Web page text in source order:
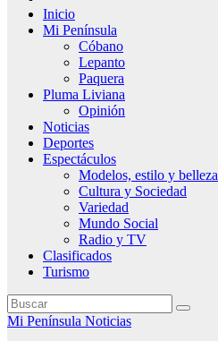
Inicio
Mi Península
Cóbano
Lepanto
Paquera
Pluma Liviana
Opinión
Noticias
Deportes
Espectáculos
Modelos, estilo y belleza
Cultura y Sociedad
Variedad
Mundo Social
Radio y TV
Clasificados
Turismo
Mi Península Noticias